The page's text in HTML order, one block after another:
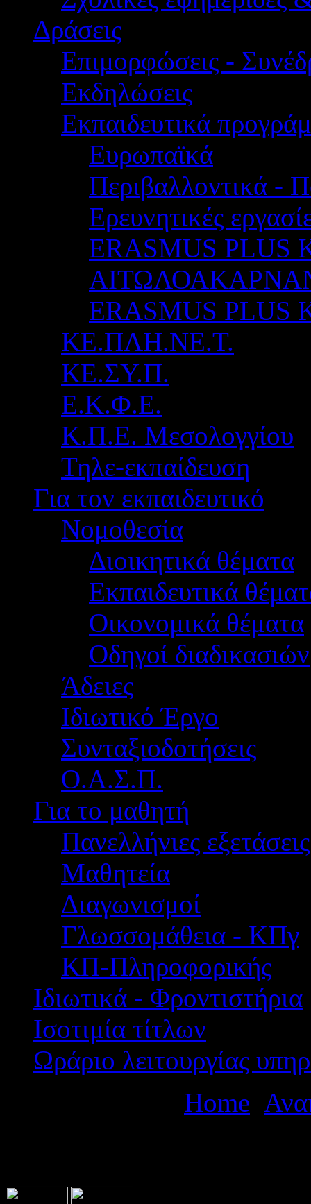
Δράσεις
Επιμορφώσεις -
Εκδηλώσεις
Εκπαιδευτικά
Ευρωπαϊκά
Περιβαλλοντικά -
Ερευνητικές
ERASMUS PLUS
ERASMUS
ΚΕ.ΠΛΗ.ΝΕ.Τ.
ΚΕ.ΣΥ.Π.
Ε.Κ.Φ.Ε.
Κ.Π.Ε. Μεσολογγίου
Τηλε-εκπαίδευση
Για τον εκπαιδευτικό
Νομοθεσία
Διοικητικά θέματα
Εκπαιδευτικά
Οικονομικά θέματα
Οδηγοί διαδικασιών
Άδειες
Ιδιωτικό Έργο
Συνταξιοδοτήσεις
Ο.Α.Σ.Π.
Για το μαθητή
Πανελλήνιες εξετάσεις
Μαθητεία
Διαγωνισμοί
Γλωσσομάθεια - ΚΠγ
ΚΠ-Πληροφορικής
Ιδιωτικά - Φροντιστήρια
Ισοτιμία τίτλων
Ωράριο λειτουργίας
Home